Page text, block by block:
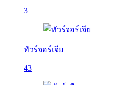
3
ทัวร์จอร์เจีย
43